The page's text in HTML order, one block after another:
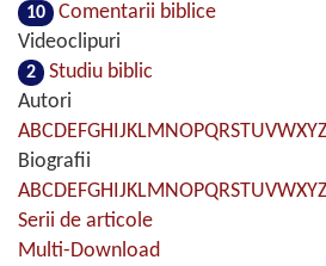
10
Comentarii biblice
Videoclipuri
2
Studiu biblic
Autori
ABCDEFGHIJKLMNOPQRSTUVWXYZ
Biografii
ABCDEFGHIJKLMNOPQRSTUVWXYZ
Serii de articole
Multi-Download